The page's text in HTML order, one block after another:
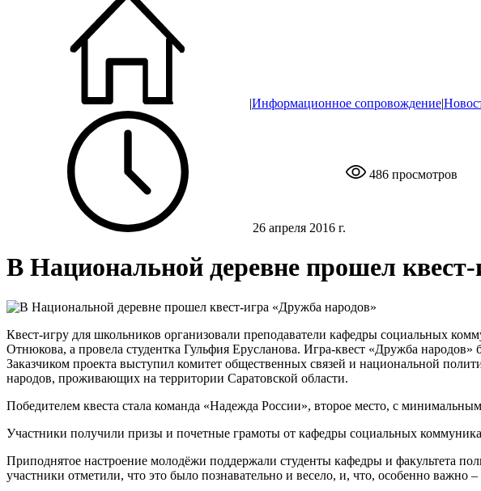
|Информационное сопровождение|
26 апреля 2016 г.
486 просмотров
В Национальной деревне прошел
Квест-игру для школьников организовали преподаватели кафедры социальных
Отнюкова, а провела студентка Гульфия Ерусланова. Игра-квест «Дружба
Заказчиком проекта выступил комитет общественных связей и национальной
народов, проживающих на территории Саратовской области.
Победителем квеста стала команда «Надежда России», второе место, с
Участники получили призы и почетные грамоты от кафедры социальных
Приподнятое настроение молодёжи поддержали студенты кафедры и факультета
участники отметили, что это было познавательно и весело, и, что, особенно